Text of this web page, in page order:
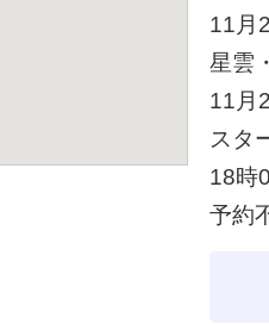
11月
星雲
11月
スタ
18時
予約